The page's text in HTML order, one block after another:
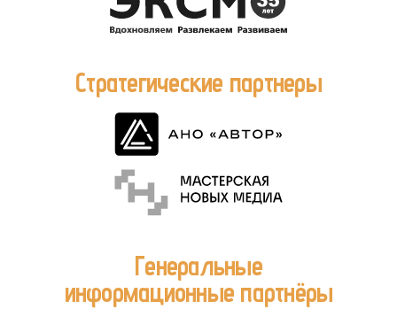
Генеральные
информационные партнёры
Стратегические партнеры